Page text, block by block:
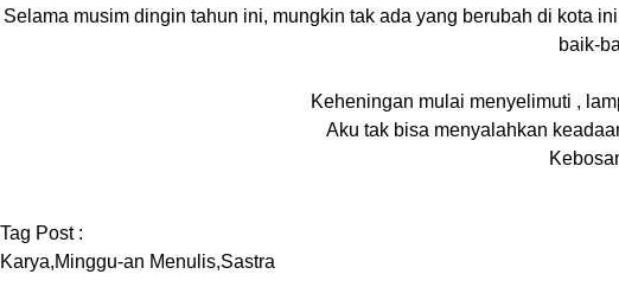
Selama musim dingin tahun ini, mungkin tak ada yang berubah di kota
baik-
Keheningan mulai menyelimuti ,
Aku tak bisa menyalahkan
Tag Post :
Karya,Minggu-an Menulis,Sastra